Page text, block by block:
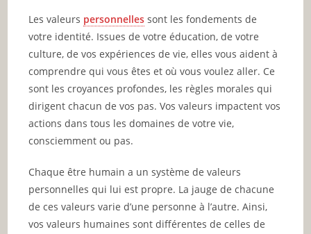
Les valeurs personnelles sont les fondements de
votre identité. Issues de votre éducation, de votre
culture, de vos expériences de vie, elles vous aident à
comprendre qui vous êtes et où vous voulez aller. Ce
sont les croyances profondes, les règles morales qui
dirigent chacun de vos pas. Vos valeurs impactent vos
actions dans tous les domaines de votre vie,
consciemment ou pas.
Chaque être humain a un système de valeurs
personnelles qui lui est propre. La jauge de chacune
de ces valeurs varie d’une personne à l’autre. Ainsi,
vos valeurs humaines sont différentes de celles de